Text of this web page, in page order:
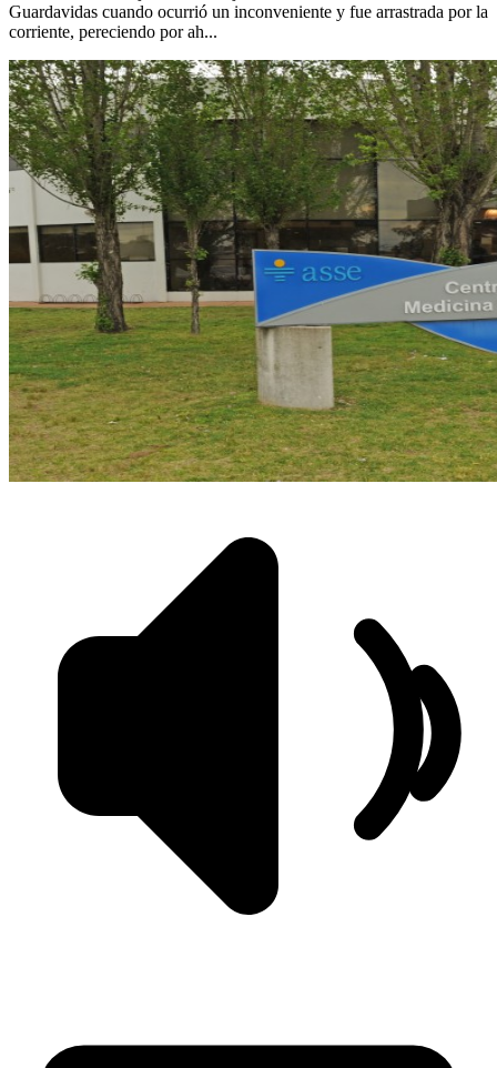
Guardavidas cuando ocurrió un inconveniente y fue arrastrada por la
corriente, pereciendo por ah...